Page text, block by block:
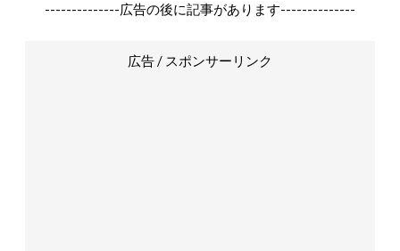
--------------広告の後に記事があります--------------
広告 / スポンサーリンク